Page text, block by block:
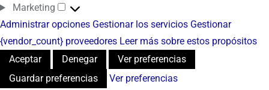
Marketing
Administrar opciones Gestionar los servicios Gestionar
{vendor_count} proveedores Leer más sobre estos propósitos
Aceptar
Denegar
Ver preferencias
Guardar preferencias
Ver preferencias